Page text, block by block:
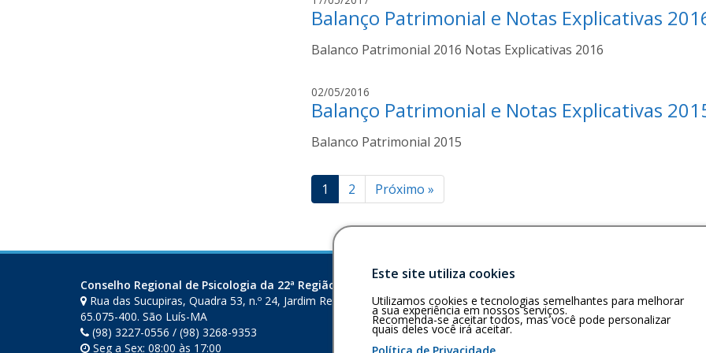
o
s
t
s
e
i
o
C
s
a
Balanço Patrimonial e Notas Explicativas
Balanco Patrimonial 2016 Notas Explicativas 2016
02/05/2016A
s
e
i
C
t
a
Balanço Patrimonial e Notas Explicativas
Balanco Patrimonial 2015
Paginação
de
posts
1 2 Próximo »
Conselho Regional de Psicologia da 22ª Região (MA)
Rua das Sucupiras, Quadra 53, n.º 24, Jardim Renascença, Cep:
65.075-400. São Luís-MA
(98) 3227-0556 / (98) 3268-9353
Seg a Sex: 08:00 às 17:00
Este site utiliza cookies
Utilizamos cookies e tecnologias semelhantes para melhorar
a sua experiência em nossos serviços.
Recomenda-se aceitar todos, mas você pode personalizar
quais deles você irá aceitar.